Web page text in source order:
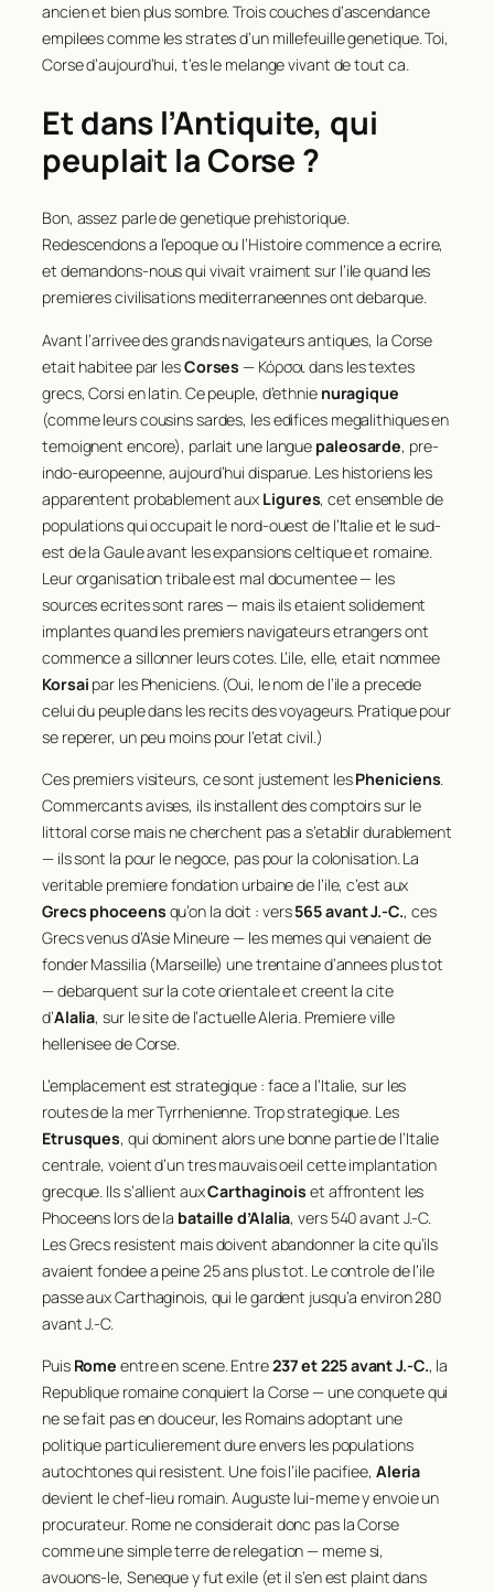
ancien et bien plus sombre. Trois couches d’ascendance
empilees comme les strates d’un millefeuille genetique. Toi,
Corse d’aujourd’hui, t’es le melange vivant de tout ca.
Et dans l’Antiquite, qui
peuplait la Corse ?
Bon, assez parle de genetique prehistorique.
Redescendons a l’epoque ou l’Histoire commence a ecrire,
et demandons-nous qui vivaitvraiment sur l’ile quand les
premieres civilisations mediterraneennes ont debarque.
Avant l’arrivee des grands navigateurs antiques, la Corse
etait habitee par lesCorses — Κόρσοι dans les textes
grecs,Corsi en latin. Ce peuple, d’ethnie nuragique
(comme leurs cousins sardes, les edifices megalithiques en
temoignent encore), parlait une langue paleosarde, pre-
indo-europeenne, aujourd’hui disparue. Les historiens les
apparentent probablement aux Ligures, cet ensemble de
populations qui occupait le nord-ouest de l’Italie et le sud-
est de la Gaule avant les expansions celtique et romaine.
Leur organisation tribale est mal documentee — les
sources ecrites sont rares — mais ils etaient solidement
implantes quand les premiers navigateurs etrangers ont
commence a sillonner leurs cotes. L’ile, elle, etait nommee
Korsai par les Pheniciens. (Oui, le nom de l’ile a precede
celui du peuple dans les recits des voyageurs. Pratique pour
se reperer, un peu moins pour l’etat civil.)
Ces premiers visiteurs, ce sont justement lesPheniciens.
Commercants avises, ils installent des comptoirs sur le
littoral corse mais ne cherchent pas a s’etablir durablement
— ils sont la pour le negoce, pas pour la colonisation. La
veritable premiere fondation urbaine de l’ile, c’est aux
Grecs phoceens qu’on la doit : vers565 avant J.-C., ces
Grecs venus d’Asie Mineure — les memes qui venaient de
fonder Massilia (Marseille) une trentaine d’annees plus tot
— debarquent sur la cote orientale et creent la cite
d’Alalia, sur le site de l’actuelle Aleria. Premiere ville
hellenisee de Corse.
L’emplacement est strategique : face a l’Italie, sur les
routes de la mer Tyrrhenienne. Trop strategique. Les
Etrusques, qui dominent alors une bonne partie de l’Italie
centrale, voient d’un tres mauvais oeil cette implantation
grecque. Ils s’allient auxCarthaginois et affrontent les
Phoceens lors de la bataille d’Alalia, vers 540 avant J.-C.
Les Grecs resistent mais doivent abandonner la cite qu’ils
avaient fondee a peine 25 ans plus tot. Le controle de l’ile
passe aux Carthaginois, qui le gardent jusqu’a environ 280
avant J.-C.
Puis Rome entre en scene. Entre237 et 225 avant J.-C., la
Republique romaine conquiert la Corse — une conquete qui
ne se fait pas en douceur, les Romains adoptant une
politique particulierement dure envers les populations
autochtones qui resistent. Une fois l’ile pacifiee, Aleria
devient le chef-lieu romain. Auguste lui-meme y envoie un
procurateur. Rome ne considerait donc pas la Corse
comme une simple terre de relegation — meme si,
avouons-le, Seneque y fut exile (et il s’en est plaint dans